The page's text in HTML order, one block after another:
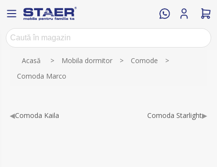
Acasă > Mobila dormitor > Comode
>
Comoda Marco
◀Comoda Kaila Comoda Starlight▶
Numele atributului Valoarea atributului